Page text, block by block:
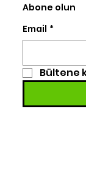
Abone olun
Email *
Bültene